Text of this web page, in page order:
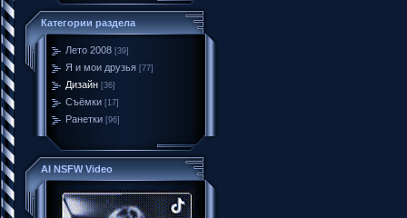
Категории раздела
Лето 2008 [39]
Я и мои друзья [77]
Дизайн [36]
Съёмки [17]
Ранетки [96]
AI NSFW Video